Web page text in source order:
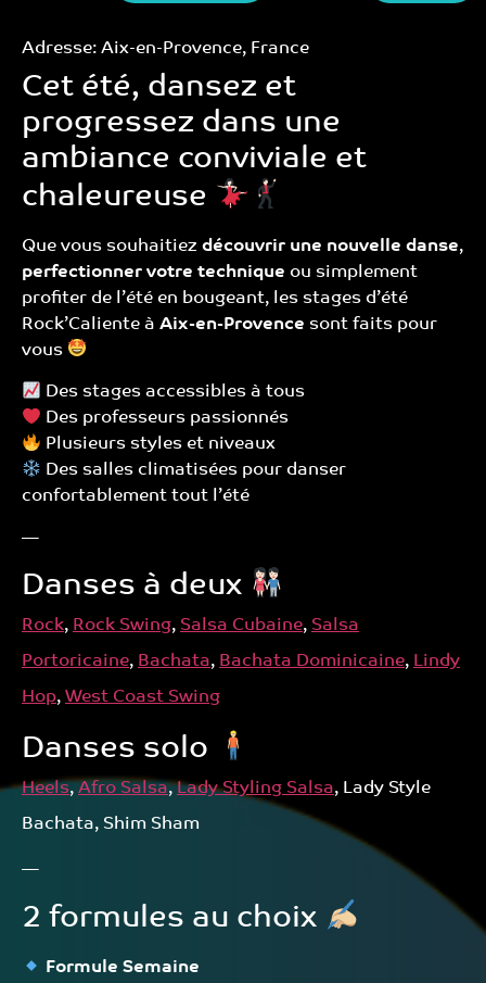
Adresse: Aix-en-Provence, France
Cet été, dansez et
progressez dans une
ambiance conviviale et
chaleureuse
Que vous souhaitiez découvrir une nouvelle danse,
perfectionner votre technique ou simplement
profiter de l’été en bougeant, les stages d’été
Rock’Caliente à Aix-en-Provence sont faits pour
vous
Des stages accessibles à tous
Des professeurs passionnés
Plusieurs styles et niveaux
Des salles climatisées pour danser
confortablement tout l’été
—
Danses à deux
Rock, Rock Swing, Salsa Cubaine, Salsa
Portoricaine, Bachata, Bachata Dominicaine, Lindy
Hop, West Coast Swing
Danses solo
Heels, Afro Salsa,Lady Styling Salsa, Lady Style
Bachata, Shim Sham
—
2 formules au choix
Formule Semaine